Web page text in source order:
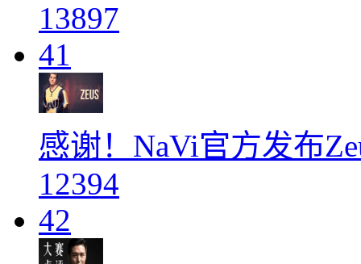
13897
41
感谢！NaVi官方发布
12394
42